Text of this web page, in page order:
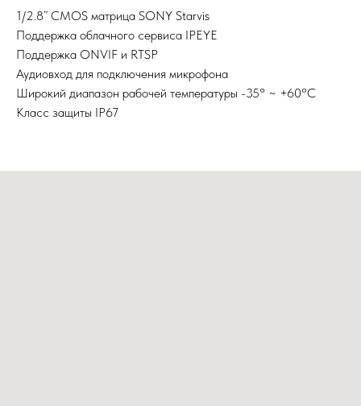
1/2.8” CMOS матрица SONY Starvis
Поддержка облачного сервиса IPEYE
Поддержка ONVIF и RTSP
Аудиовход для подключения микрофона
Широкий диапазон рабочей температуры -35° ~ +60°C
Класс защиты IP67